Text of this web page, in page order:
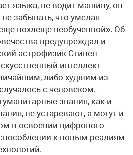
языка, не водит машину, он
забывать, что умелая
похлеще необученной». Об
предупреждал и
астрофизик Стивен
интеллект
либо худшим из
с человеком.
знания, как и
не устаревают, а могут и
в освоении цифрового
к новым реалиям